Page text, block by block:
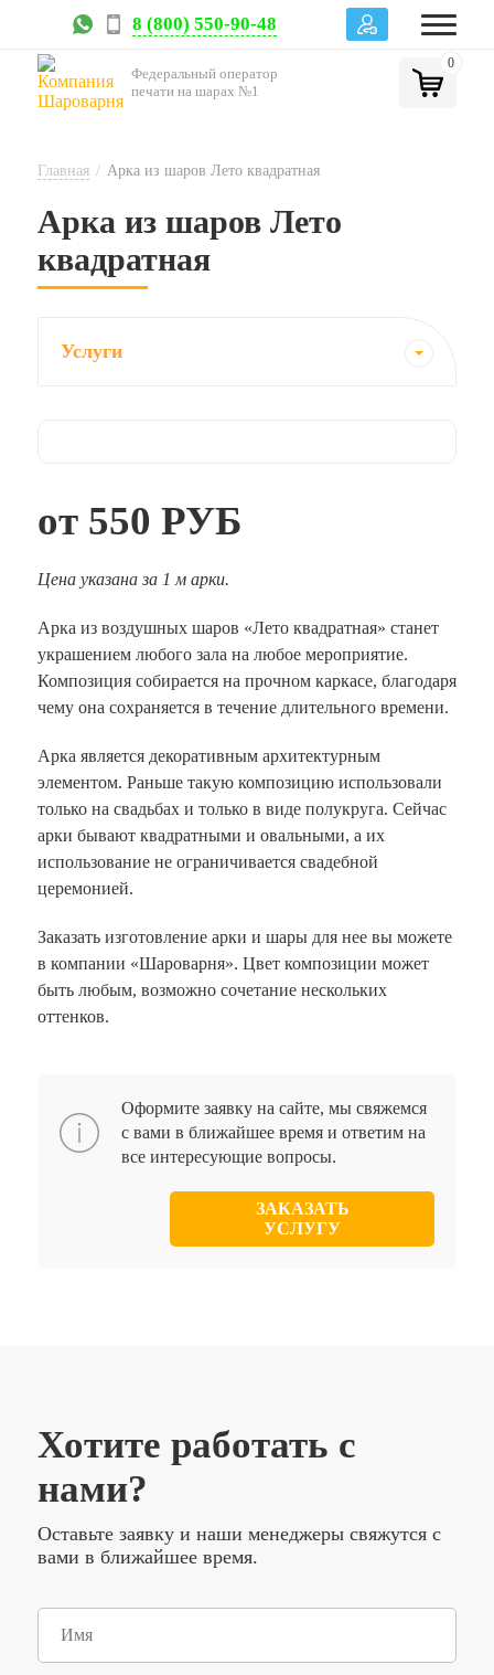
8 (800) 550-90-48
Федеральный оператор
печати на шарах №1
0
Главная / Арка из шаров Лето квадратная
Арка из шаров Лето
квадратная
Услуги
от 550 РУБ
Цена указана за 1 м арки.
Арка из воздушных шаров «Лето квадратная» станет
украшением любого зала на любое мероприятие.
Композиция собирается на прочном каркасе, благодаря
чему она сохраняется в течение длительного времени.
Арка является декоративным архитектурным
элементом. Раньше такую композицию использовали
только на свадьбах и только в виде полукруга. Сейчас
арки бывают квадратными и овальными, а их
использование не ограничивается свадебной
церемонией.
Заказать изготовление арки и шары для нее вы можете
в компании «Шароварня». Цвет композиции может
быть любым, возможно сочетание нескольких
оттенков.
Оформите заявку на сайте, мы свяжемся
с вами в ближайшее время и ответим на
все интересующие вопросы.
ЗАКАЗАТЬ
УСЛУГУ
Хотите работать с
нами?
Оставьте заявку и наши менеджеры свяжутся с
вами в ближайшее время.